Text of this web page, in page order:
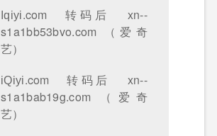
Ӏԛіуі.com 转码后 xn--
s1a1bb53bvo.com （爱奇
艺）
іԚіуі.com 转码后 xn--
s1a1bab19g.com （爱奇
艺）